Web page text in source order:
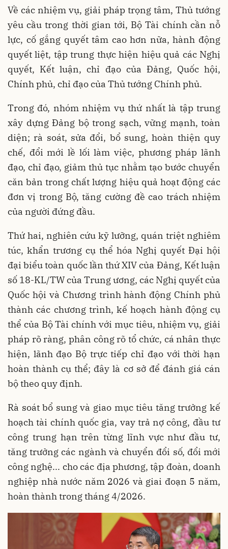
Về các nhiệm vụ, giải pháp trọng tâm, Thủ tướng
yêu cầu trong thời gian tới, Bộ Tài chính cần nỗ
lực, cố gắng quyết tâm cao hơn nữa, hành động
quyết liệt, tập trung thực hiện hiệu quả các Nghị
quyết, Kết luận, chỉ đạo của Đảng, Quốc hội,
Chính phủ, chỉ đạo của Thủ tướng Chính phủ.
Trong đó, nhóm nhiệm vụ thứ nhất là tập trung
xây dựng Đảng bộ trong sạch, vững mạnh, toàn
diện; rà soát, sửa đổi, bổ sung, hoàn thiện quy
chế, đổi mới lề lối làm việc, phương pháp lãnh
đạo, chỉ đạo, giảm thủ tục nhằm tạo bước chuyển
căn bản trong chất lượng hiệu quả hoạt động các
đơn vị trong Bộ, tăng cường đề cao trách nhiệm
của người đứng đầu.
Thứ hai, nghiên cứu kỹ lưỡng, quán triệt nghiêm
túc, khẩn trương cụ thể hóa Nghị quyết Đại hội
đại biểu toàn quốc lần thứ XIV của Đảng, Kết luận
số 18-KL/TW của Trung ương, các Nghị quyết của
Quốc hội và Chương trình hành động Chính phủ
thành các chương trình, kế hoạch hành động cụ
thể của Bộ Tài chính với mục tiêu, nhiệm vụ, giải
pháp rõ ràng, phân công rõ tổ chức, cá nhân thực
hiện, lãnh đạo Bộ trực tiếp chỉ đạo với thời hạn
hoàn thành cụ thể; đây là cơ sở để đánh giá cán
bộ theo quy định.
Rà soát bổ sung và giao mục tiêu tăng trưởng kế
hoạch tài chính quốc gia, vay trả nợ công, đầu tư
công trung hạn trên từng lĩnh vực như đầu tư,
tăng trưởng các ngành và chuyển đổi số, đổi mới
công nghệ... cho các địa phương, tập đoàn, doanh
nghiệp nhà nước năm 2026 và giai đoạn 5 năm,
hoàn thành trong tháng 4/2026.